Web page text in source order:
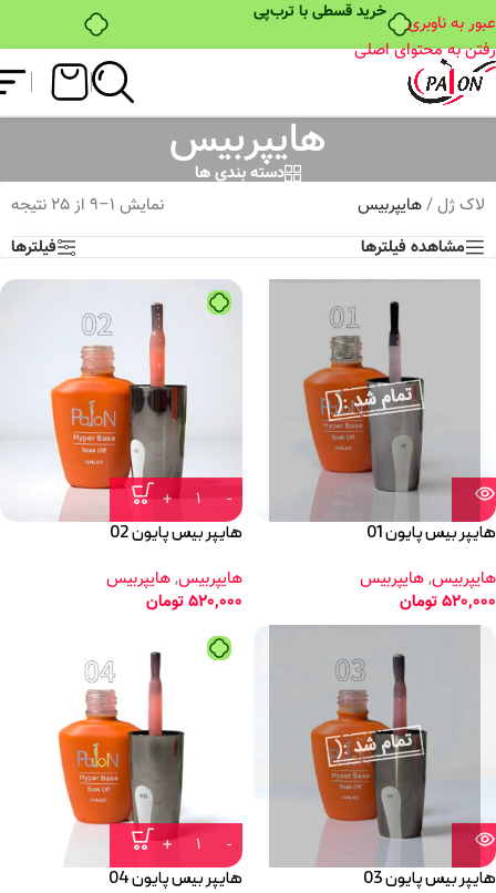
خرید قسطی با ترب‌پی
عبور به ناوبری
رفتن به محتوای اصلی
هایپربیس
دسته بندی ها
لاک ژل/هایپربیس
نمایش 1–9 از 25 نتیجه
مشاهده فیلترها
فیلترها
هایپر بیس پایون 01
هایپربیس,هایپربیس
520,000تومان
هایپر بیس پایون 02
هایپربیس,هایپربیس
520,000تومان
هایپر بیس پایون 03
هایپر بیس پایون 04